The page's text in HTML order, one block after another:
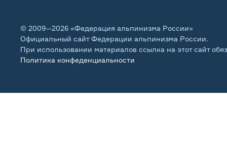
© 2009—2026 «Федерация альпинизма России»
Официальный сайт Федерации альпинизма России.
При использовании материалов ссылка на этот сайт
Политика конфеденциальности